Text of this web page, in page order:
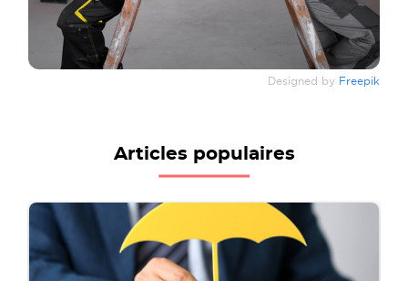
Designed by Freepik
Articles populaires